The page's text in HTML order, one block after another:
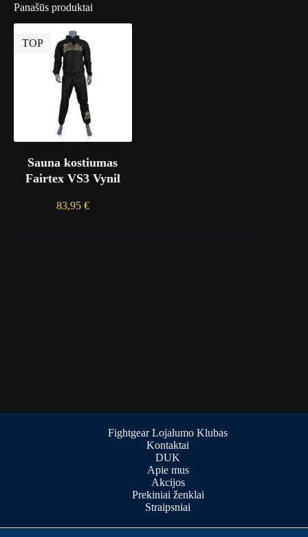
Panašūs produktai
TOP
Sauna kostiumas
Fairtex VS3 Vynil
83,95 €
Fightgear Lojalumo Klubas
Kontaktai
DUK
Apie mus
Akcijos
Prekiniai ženklai
Straipsniai